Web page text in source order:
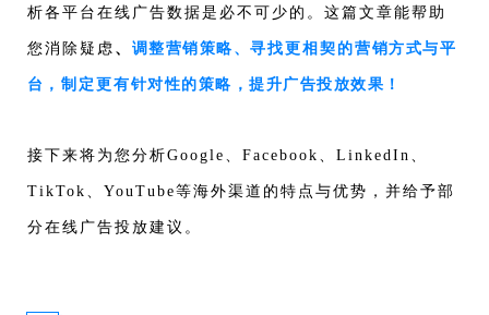
析各平台在线广告数据是必不可少的。这篇文章能帮助
您消除疑虑 、 调整营销策略、寻找更相契的营销方式与平
台， 制定更有针对性的策略，提升广告投放效果 ！
接下来将为您分析Google、Facebook、LinkedIn、
TikTok、 YouTube等海外渠道 的特点与优势，并给予部
分在线广告投放建议。